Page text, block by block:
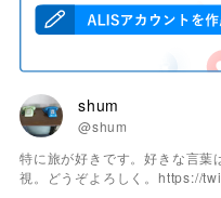
shum
@shum
特に旅が好きです。好きな言葉
視。どうぞよろしく。https://